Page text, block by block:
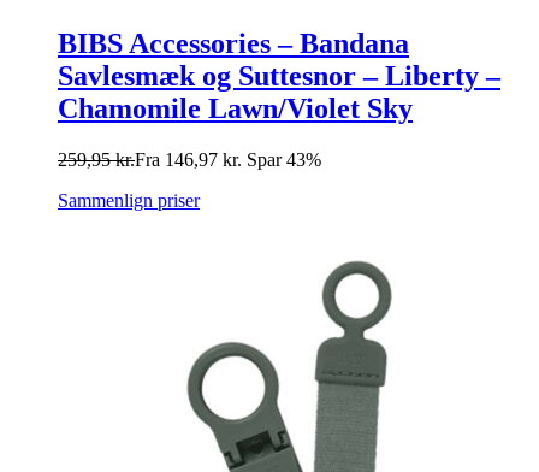
BIBS Accessories – Bandana
Savlesmæk og Suttesnor – Liberty –
Chamomile Lawn/Violet Sky
259,95kr.Fra 146,97 kr. Spar 43%
Sammenlign priser